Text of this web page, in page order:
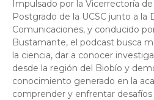
Impulsado por la Vicerrectoría
Postgrado de la UCSC junto a la
Comunicaciones, y conducido
Bustamante, el podcast busca
la ciencia, dar a conocer
desde la región del Biobío y
conocimiento generado en la
comprender y enfrentar desafíos